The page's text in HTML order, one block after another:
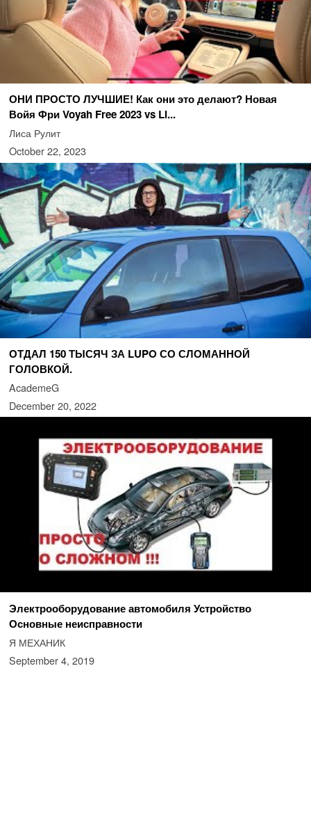
ОНИ ПРОСТО ЛУЧШИЕ! Как они это делают? Новая
Войя Фри Voyah Free 2023 vs Li...
Лиса Рулит
October 22, 2023
ОТДАЛ 150 ТЫСЯЧ ЗА LUPO СО СЛОМАННОЙ
ГОЛОВКОЙ.
AcademeG
December 20, 2022
Электрооборудование автомобиля Устройство
Основные неисправности
Я МЕХАНИК
September 4, 2019